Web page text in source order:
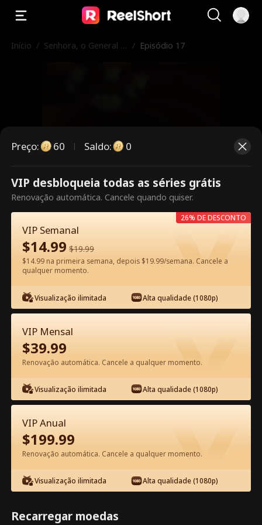
Início / Senhora, o General A / Episódio 17
Este episódio é pago. Desbloqueie
para assistir.
60Desbloquear agora
Assista Grátis no App
Episódio 17 - Senhora, o General
Apercebeu-se do seu Erro! Filme
completo
1-50 51-99 Todos os episódios
17 18 19 20 21
Preço: 60 Saldo: 0
VIP desbloqueia todas as séries grátis
Renovação automática. Cancele quando quiser.
VIP Semanal
$14.99 $19.99
$14.99 na primeira semana, depois $19.99/semana. Cancele a
qualquer momento.
Visualização ilimitada Alta qualidade (1080p)
26% DE DESCONTO
VIP Mensal
$39.99
Renovação automática. Cancele a qualquer momento.
Visualização ilimitada Alta qualidade (1080p)
VIP Anual
$199.99
Renovação automática. Cancele a qualquer momento.
Visualização ilimitada Alta qualidade (1080p)
Recarregar moedas